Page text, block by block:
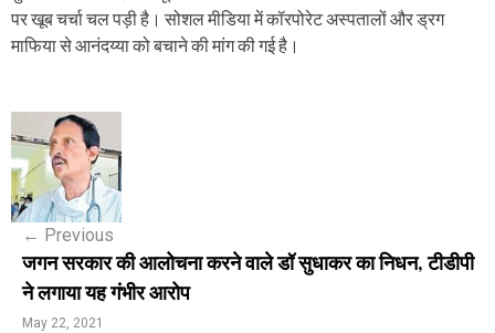
पर खूब चर्चा चल पड़ी है। सोशल मीडिया में कॉरपोरेट अस्पतालों और ड्रग
माफिया से आनंदय्या को बचाने की मांग की गई है।
P
o
s
n
← Previous
जगन सरकार की आलोचना करने वाले डॉ सुधाकर का निधन, टीडीपी
ने लगाया यह गंभीर आरोप
May 22, 2021